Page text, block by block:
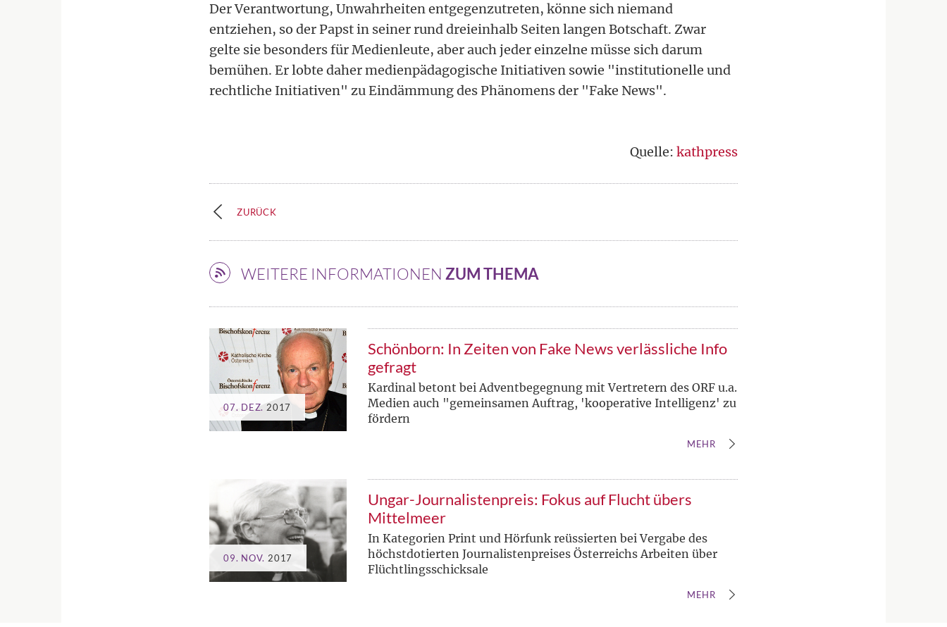
Der Verantwortung, Unwahrheiten entgegenzutreten, könne sich niemand
entziehen, so der Papst in seiner rund dreieinhalb Seiten langen Botschaft. Zwar
gelte sie besonders für Medienleute, aber auch jeder einzelne müsse sich darum
bemühen. Er lobte daher medienpädagogische Initiativen sowie "institutionelle und
rechtliche Initiativen" zu Eindämmung des Phänomens der "Fake News".
Quelle: kathpress
ZURÜCK
WEITERE INFORMATIONEN ZUM THEMA
07. DEZ. 2017
Schönborn: In Zeiten von Fake News verlässliche Info
gefragt
Kardinal betont bei Adventbegegnung mit Vertretern des ORF u.a.
Medien auch "gemeinsamen Auftrag, 'kooperative Intelligenz' zu
fördern
MEHR
09. NOV. 2017
Ungar-Journalistenpreis: Fokus auf Flucht übers
Mittelmeer
In Kategorien Print und Hörfunk reüssierten bei Vergabe des
höchstdotierten Journalistenpreises Österreichs Arbeiten über
Flüchtlingsschicksale
MEHR